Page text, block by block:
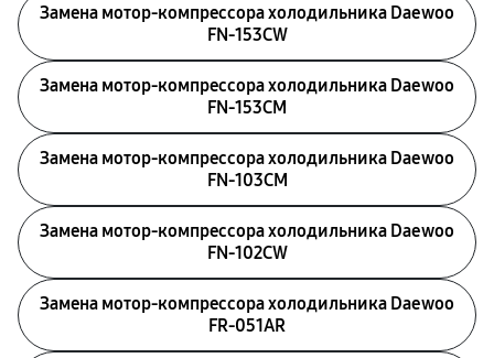
Замена мотор-компрессора холодильника Daewoo
FN-153CW
Замена мотор-компрессора холодильника Daewoo
FN-153CM
Замена мотор-компрессора холодильника Daewoo
FN-103CM
Замена мотор-компрессора холодильника Daewoo
FN-102CW
Замена мотор-компрессора холодильника Daewoo
FR-051AR